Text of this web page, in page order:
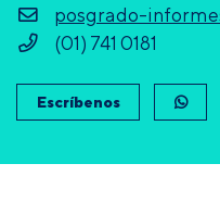
posgrado-
(01) 741 0181
Escríbenos